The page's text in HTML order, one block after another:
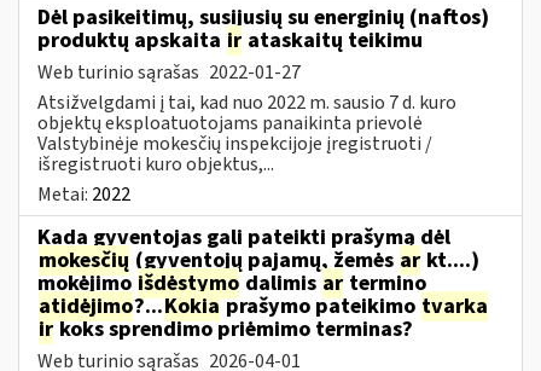
Dėl pasikeitimų, susijusių su energinių (naftos)
produktų apskaita ir ataskaitų teikimu
Web turinio sąrašas 2022-01-27
Atsižvelgdami į tai, kad nuo 2022 m. sausio 7 d. kuro
objektų eksploatuotojams panaikinta prievolė
Valstybinėje mokesčių inspekcijoje įregistruoti /
išregistruoti kuro objektus,...
Metai: 2022
Kada gyventojas gali pateikti prašymą dėl
mokesčių (gyventojų pajamų, žemės ar kt....)
mokėjimo išdėstymo dalimis ar termino
atidėjimo?...Kokiaprašymo pateikimo tvarka
irkoks sprendimo priėmimo terminas?
Web turinio sąrašas 2026-04-01